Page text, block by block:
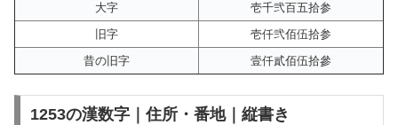
大字
壱千弐百五拾参
旧字
壱仟弐佰伍拾参
昔の旧字
壹仟貳佰伍拾參
1253の漢数字｜住所・番地｜縦書き